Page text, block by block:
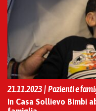
21.11.2023 | Pazienti e
In Casa Sollievo Bimbi